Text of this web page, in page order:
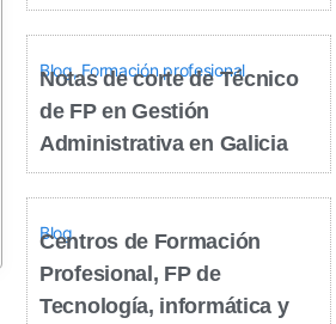
Blog,Formación profesional
Notas de corte de Técnico
de FP en Gestión
Administrativa en Galicia
Blog
Centros de Formación
Profesional, FP de
Tecnología, informática y